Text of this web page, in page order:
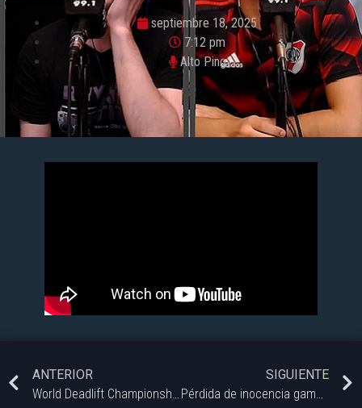
septiembre 18, 2025
7:12 pm
Alto Ping
ANTERIOR
SIGUIENTE